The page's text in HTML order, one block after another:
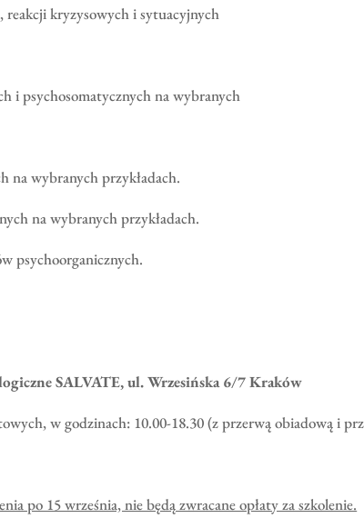
reakcji kryzysowych i sytuacyjnych
i psychosomatycznych na wybranych
na wybranych przykładach.
na wybranych przykładach.
psychoorganicznych.
SALVATE, ul. Wrzesińska 6/7 Kraków
w godzinach: 10.00-18.30 (z przerwą obiadową i
po 15 września, nie będą zwracane opłaty za szkolenie.